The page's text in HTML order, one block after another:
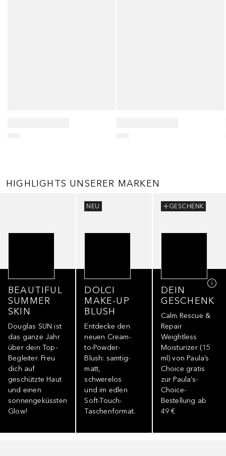
HIGHLIGHTS UNSERER MARKEN
BEAUTIFUL
SUMMER
SKIN
Douglas SUN ist
das ganze Jahr
über dein Top-
Begleiter. Freu
dich auf
geschützte Haut
und einen
sonnengeküssten
Glow!
NEU
DOLCI
MAKE-UP
BLUSH
Entdecke den
neuen Cream-
to-Powder-
Blush: samtig-
matt,
schwerelos
und im edlen
Soft-Touch-
Taschenformat.
GESCHENK
DEIN
GESCHENK
Calm Rescue &
Repair
Weightless
Moisturizer (15
ml) von Paula’s
Choice gratis
zur Paula’s-
Choice-
Bestellung ab
49 €